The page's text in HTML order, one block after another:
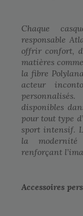
Chaque
responsable
offrir confort,
matières
la fibre
acteur
disponibles
pour tout type
sport intensif.
la modernité
renforçant
Accessoires